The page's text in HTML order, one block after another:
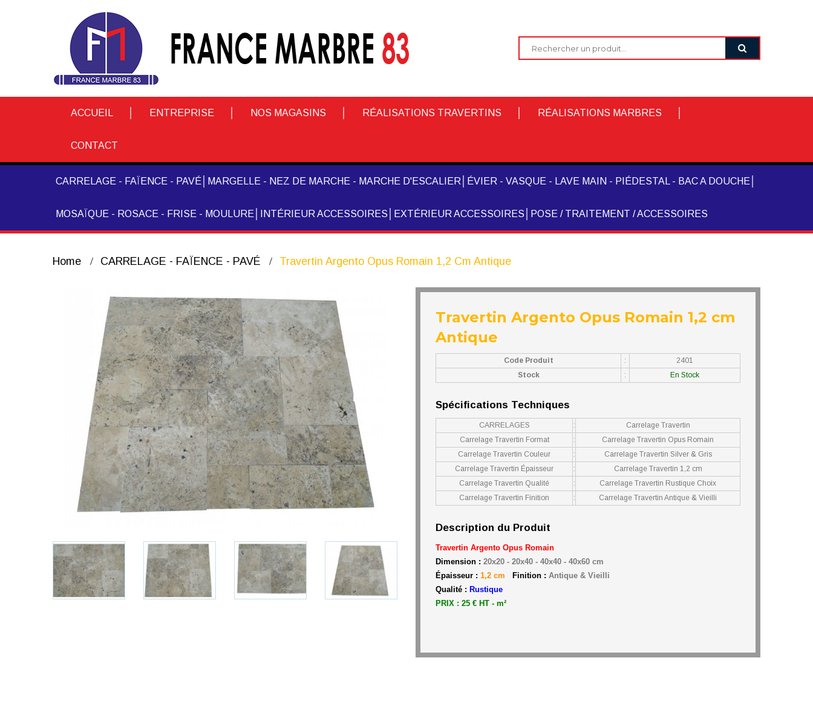
ACCUEIL ENTREPRISE NOS MAGASINS RÉALISATIONS TRAVERTINS RÉALISATIONS MARBRES
CONTACT
CARRELAGE - FAÏENCE - PAVÉ MARGELLE - NEZ DE MARCHE - MARCHE D'ESCALIER ÉVIER - VASQUE - LAVE MAIN - PIÉDESTAL - BAC A DOUCHE
MOSAÏQUE - ROSACE - FRISE - MOULURE INTÉRIEUR ACCESSOIRES EXTÉRIEUR ACCESSOIRES POSE / TRAITEMENT / ACCESSOIRES
Home CARRELAGE - FAÏENCE - PAVÉ Travertin Argento Opus Romain 1,2 Cm Antique
Travertin Argento Opus Romain 1,2 cm
Antique
Code Produit :
2401
Stock
: En Stock
Spécifications Techniques
CARRELAGES :
Carrelage Travertin
Carrelage Travertin Format
:
Carrelage Travertin Opus Romain
Carrelage Travertin Couleur
:
Carrelage Travertin Silver & Gris
Carrelage Travertin Épaisseur
:
Carrelage Travertin 1,2 cm
Carrelage Travertin Qualité
:
Carrelage Travertin Rustique Choix
Carrelage Travertin Finition
: Carrelage Travertin Antique & Vieilli
Description du Produit
Travertin Argento Opus Romain
Dimension : 20x20 - 20x40 - 40x40 - 40x60 cm
Épaisseur : 1,2 cm Finition : Antique & Vieilli
Qualité : Rustique
PRIX : 25 € HT - m²